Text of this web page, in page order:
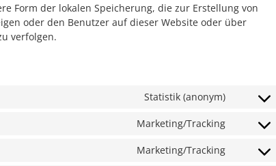
Form der lokalen Speicherung, die zur Erstellung von
oder den Benutzer auf dieser Website oder über
verfolgen.
Statistik (anonym)
Marketing/Tracking
Marketing/Tracking